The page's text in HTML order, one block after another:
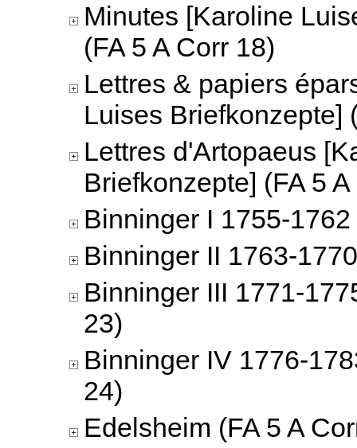
Minutes [Karoline
(FA 5 A Corr 18)
Lettres & papiers
Luises Briefkonzepte]
Lettres d'Artopaeus
Briefkonzepte] (FA 5
Binninger I 1755-
Binninger II 1763-
Binninger III 1771-
23)
Binninger IV 1776-
24)
Edelsheim (FA 5 A